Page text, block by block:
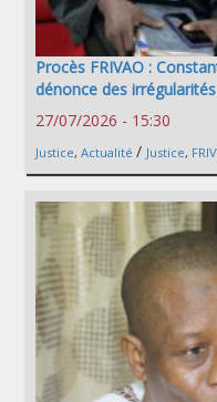
Procès FRIVAO :
dénonce des
27/07/2026 - 15:30
Justice, Actualité / Justice,